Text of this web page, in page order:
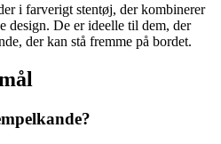
i farverigt stentøj, der kombinerer
design. De er ideelle til dem, der
der kan stå fremme på bordet.